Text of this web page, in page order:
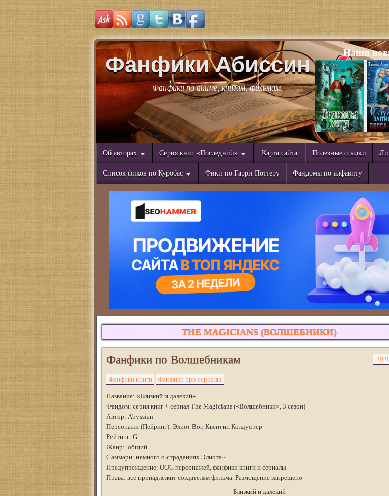
Фанфики Абиссин
Фанфики по аниме, книгам, фильмам.
Наши
Об авторах Серия книг «Последний» Карта сайта Полезные ссылки
Список фиков по Куробас Фики по Гарри Поттеру Фандомы по алфавиту
THE MAGICIANS (ВОЛШЕБНИКИ)
Фанфики по Волшебникам
Фанфики книги Фанфики про сериалы
Название: «Близкий и далекий»
Фандом: серия книг + сериал The Magicians («Волшебники», 3 сезон)
Автор: Abyssian
Персонажи (Пейринг): Элиот Вог, Квентин Колдуотер
Рейтинг: G
Жанр: общий
Саммари: немного о страданиях Элиота~
Предупреждение: ООС персонажей, фанфики книги и сериалы
Права: все принадлежит создателям фильма. Размещение запрещено
Близкий и далекий